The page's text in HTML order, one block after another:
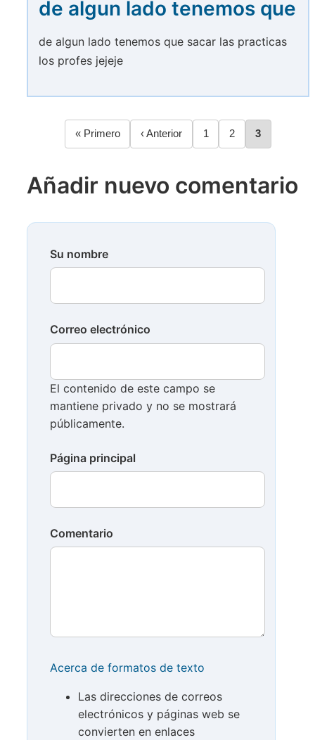
de algun lado tenemos que
de algun lado tenemos que sacar las practicas
los profes jejeje
Paginación
Primera
página
« Primero
Página
anterior
‹ Anterior Página
1 Página
2 Página
3
Añadir nuevo comentario
Su nombre
Correo electrónico
El contenido de este campo se
mantiene privado y no se mostrará
públicamente.
Página principal
Comentario
Acerca de formatos de texto
Las direcciones de correos
electrónicos y páginas web se
convierten en enlaces